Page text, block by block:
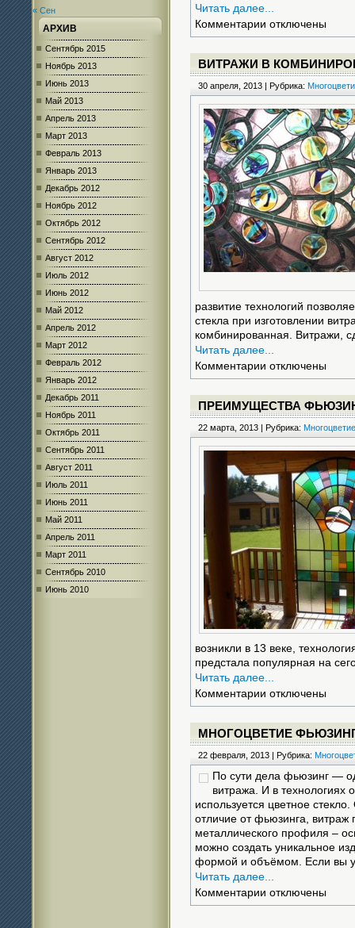
« Сен
АРХИВ
Сентябрь 2015
Ноябрь 2013
Июнь 2013
Май 2013
Апрель 2013
Март 2013
Февраль 2013
Январь 2013
Декабрь 2012
Ноябрь 2012
Октябрь 2012
Сентябрь 2012
Август 2012
Июль 2012
Июнь 2012
Май 2012
Апрель 2012
Март 2012
Февраль 2012
Январь 2012
Декабрь 2011
Ноябрь 2011
Октябрь 2011
Сентябрь 2011
Август 2011
Июль 2011
Июнь 2011
Май 2011
Апрель 2011
Март 2011
Сентябрь 2010
Июнь 2010
Читать далее...
Комментарии
записи
подробнее
о
фьюзинге
отключены
ВИТРАЖИ В
30 апреля, 2013 | Рубрика:
развитие технологий
стекла при изготовлении
комбинированная. Витражи,
Читать далее...
Комментарии
записи
в
комбинированной
технике
отключены
ПРЕИМУЩЕСТВА
22 марта, 2013 | Рубрика:
возникли в 13 веке,
предстала популярная на
Читать далее...
Комментарии
записи
фьюзинга
отключены
МНОГОЦВЕТИЕ
22 февраля, 2013 | Рубрика:
По сути дела фьюзинг —
витража. И в технологиях
используется цветное
отличие от фьюзинга, витраж
металлического профиля –
можно создать уникальное
формой и объёмом. Если вы
Читать далее...
Комментарии
записи
отключены